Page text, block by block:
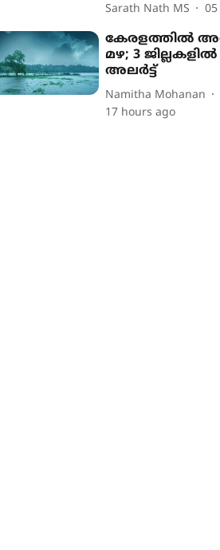
Sarath Nath MS
കേരളത്തിൽ
മഴ; 3
അലർട്ട്
Namitha Mohanan
17 hours ago